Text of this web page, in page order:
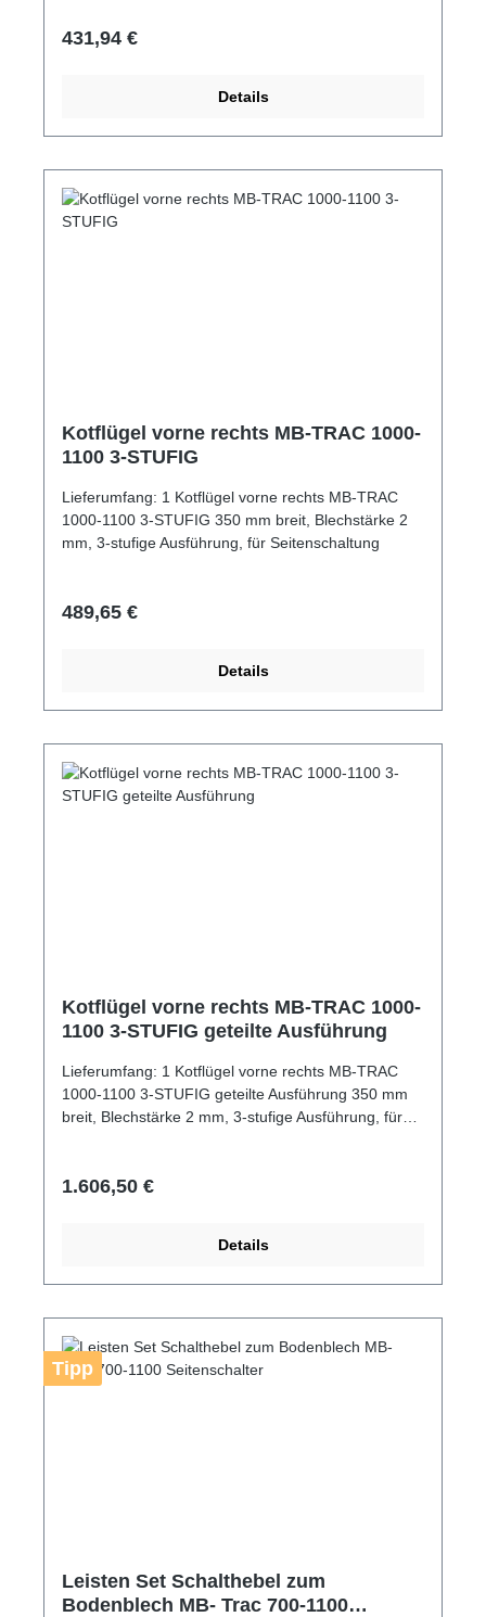
Regulärer Preis:
431,94 €
Details
Kotflügel vorne rechts MB-TRAC 1000-
1100 3-STUFIG
Lieferumfang: 1 Kotflügel vorne rechts MB-TRAC
1000-1100 3-STUFIG 350 mm breit, Blechstärke 2
mm, 3-stufige Ausführung, für Seitenschaltung
Regulärer Preis:
489,65 €
Details
Kotflügel vorne rechts MB-TRAC 1000-
1100 3-STUFIG geteilte Ausführung
Lieferumfang: 1 Kotflügel vorne rechts MB-TRAC
1000-1100 3-STUFIG geteilte Ausführung 350 mm
breit, Blechstärke 2 mm, 3-stufige Ausführung, für
Regulärer Preis:
1.606,50 €
Details
Tipp
Leisten Set Schalthebel zum
Bodenblech MB- Trac 700-1100